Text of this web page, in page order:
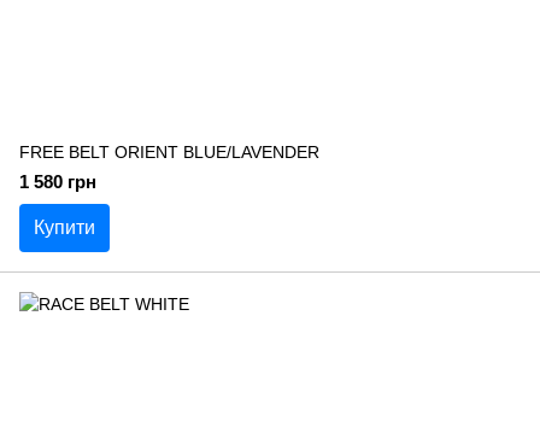
FREE BELT ORIENT BLUE/LAVENDER
1 580 грн
Купити